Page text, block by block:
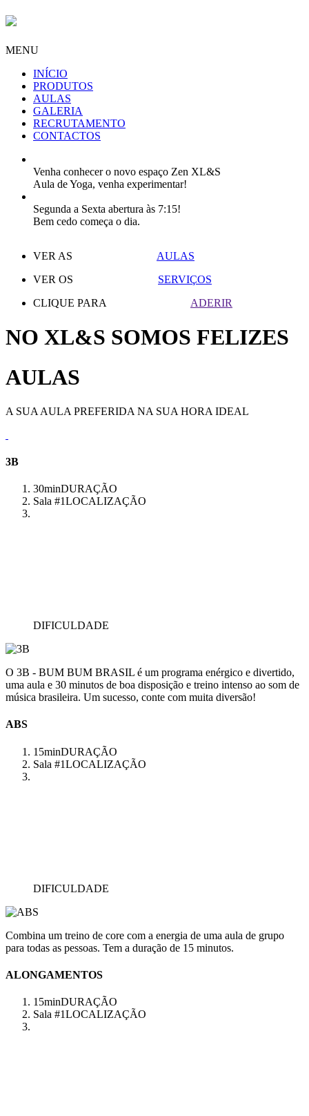
MENU
INÍCIO
PRODUTOS
AULAS
GALERIA
RECRUTAMENTO
CONTACTOS
Venha conhecer o novo espaço Zen XL&S
Aula de Yoga, venha experimentar!
Segunda a Sexta abertura às 7:15!
Bem cedo começa o dia.
VER AS
AULAS
VER OS
SERVIÇOS
CLIQUE PARA
ADERIR
NO XL&S SOMOS FELIZES
AULAS
A SUA AULA PREFERIDA NA SUA HORA IDEAL
3B
30minDURAÇÃO
Sala #1LOCALIZAÇÃO
DIFICULDADE
O 3B - BUM BUM BRASIL é um programa enérgico e divertido,
uma aula e 30 minutos de boa disposição e treino intenso ao som de
música brasileira. Um sucesso, conte com muita diversão!
ABS
15minDURAÇÃO
Sala #1LOCALIZAÇÃO
DIFICULDADE
Combina um treino de core com a energia de uma aula de grupo
para todas as pessoas. Tem a duração de 15 minutos.
ALONGAMENTOS
15minDURAÇÃO
Sala #1LOCALIZAÇÃO